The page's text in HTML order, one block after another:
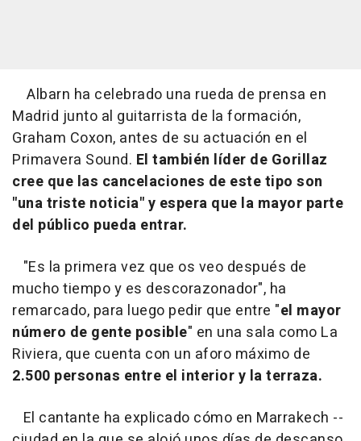
Albarn ha celebrado una rueda de prensa en
Madrid junto al guitarrista de la formación,
Graham Coxon, antes de su actuación en el
Primavera Sound. El también líder de Gorillaz
cree que las cancelaciones de este tipo son
"una triste noticia" y espera que la mayor parte
del público pueda entrar.
"Es la primera vez que os veo después de
mucho tiempo y es descorazonador", ha
remarcado, para luego pedir que entre "el mayor
número de gente posible" en una sala como La
Riviera, que cuenta con un aforo máximo de
2.500 personas entre el interior y la terraza.
El cantante ha explicado cómo en Marrakech --